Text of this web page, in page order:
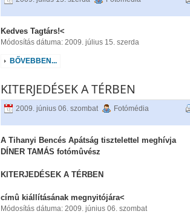
Kedves Tagtárs!<
Módosítás dátuma: 2009. július 15. szerda
BŐVEBBEN...
KITERJEDÉSEK A TÉRBEN
2009. június 06. szombat Fotómédia
A Tihanyi Bencés Apátság tisztelettel meghívja
DÍNER TAMÁS fotómûvész
KITERJEDÉSEK A TÉRBEN
címû kiállításának megnyitójára<
Módosítás dátuma: 2009. június 06. szombat